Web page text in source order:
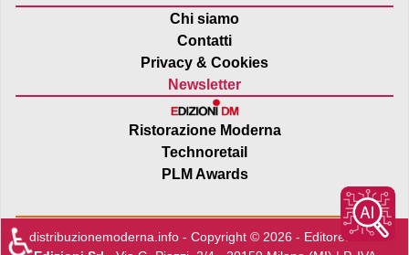
Chi siamo
Contatti
Privacy & Cookies
Newsletter
Ristorazione Moderna
Technoretail
PLM Awards
distribuzionemoderna.info - Copyright © 2026 - Editore:Edra